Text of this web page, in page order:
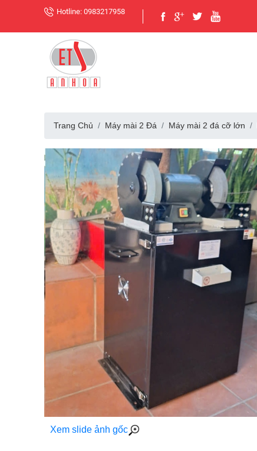
Hotline: 0983217958
Trang Chủ Máy mài 2 Đá Máy mài 2 đá cỡ lớn
Xem slide ảnh gốc